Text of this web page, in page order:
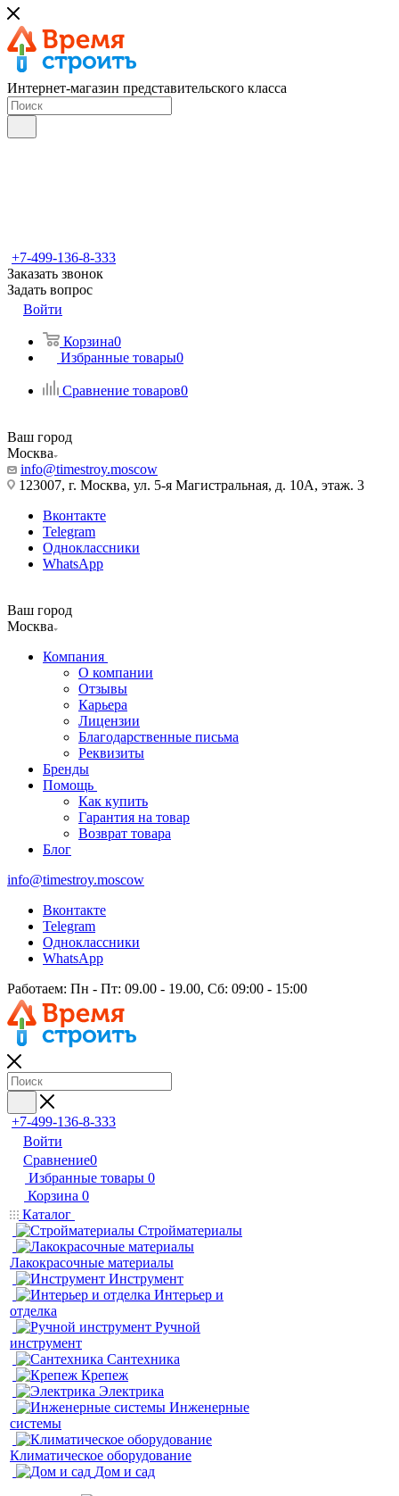
Интернет-магазин представительского класса
+7-499-136-8-333
Заказать звонок
Задать вопрос
Войти
Корзина0
Избранные товары0
Сравнение товаров0
Ваш город
Москва
info@timestroy.moscow
123007, г. Москва, ул. 5-я Магистральная, д. 10А, этаж. 3
Вконтакте
Telegram
Одноклассники
WhatsApp
Ваш город
Москва
Компания
О компании
Отзывы
Карьера
Лицензии
Благодарственные письма
Реквизиты
Бренды
Помощь
Как купить
Гарантия на товар
Возврат товара
Блог
info@timestroy.moscow
Вконтакте
Telegram
Одноклассники
WhatsApp
Работаем: Пн - Пт: 09.00 - 19.00, Сб: 09:00 - 15:00
+7-499-136-8-333
Войти
Сравнение0
Избранные товары 0
Корзина 0
Каталог
Стройматериалы
Лакокрасочные материалы
Инструмент
Интерьер и
отделка
Ручной
инструмент
Сантехника
Крепеж
Электрика
Инженерные
системы
Климатическое оборудование
Дом и сад